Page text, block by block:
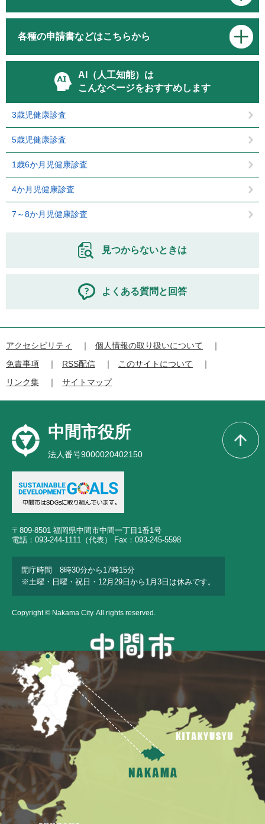
各種の申請書などはこちらから
AI（人工知能）は
こんなページをおすすめします
3歳児健康診査
5歳児健康診査
1歳6か月児健康診査
4か月児健康診査
7～8か月児健康診査
見つからないときは
よくある質問と回答
アクセシビリティ
個人情報の取り扱いについて
免責事項
RSS配信
このサイトについて
リンク集
サイトマップ
中間市役所
法人番号9000020402150
〒809-8501 福岡県中間市中間一丁目1番1号
電話：093-244-1111（代表） Fax：093-245-5598
開庁時間 8時30分から17時15分
※土曜・日曜・祝日・12月29日から1月3日は休みです。
Copyright © Nakama City. All rights reserved.